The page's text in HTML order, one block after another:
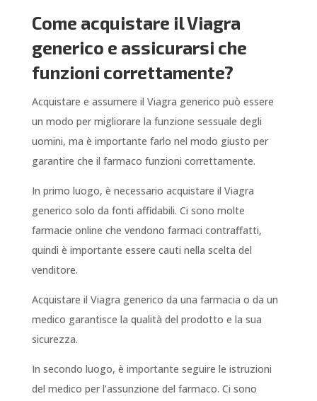
Come acquistare il Viagra
generico e assicurarsi che
funzioni correttamente?
Acquistare e assumere il Viagra generico può essere
un modo per migliorare la funzione sessuale degli
uomini, ma è importante farlo nel modo giusto per
garantire che il farmaco funzioni correttamente.
In primo luogo, è necessario acquistare il Viagra
generico solo da fonti affidabili. Ci sono molte
farmacie online che vendono farmaci contraffatti,
quindi è importante essere cauti nella scelta del
venditore.
Acquistare il Viagra generico da una farmacia o da un
medico garantisce la qualità del prodotto e la sua
sicurezza.
In secondo luogo, è importante seguire le istruzioni
del medico per l’assunzione del farmaco. Ci sono